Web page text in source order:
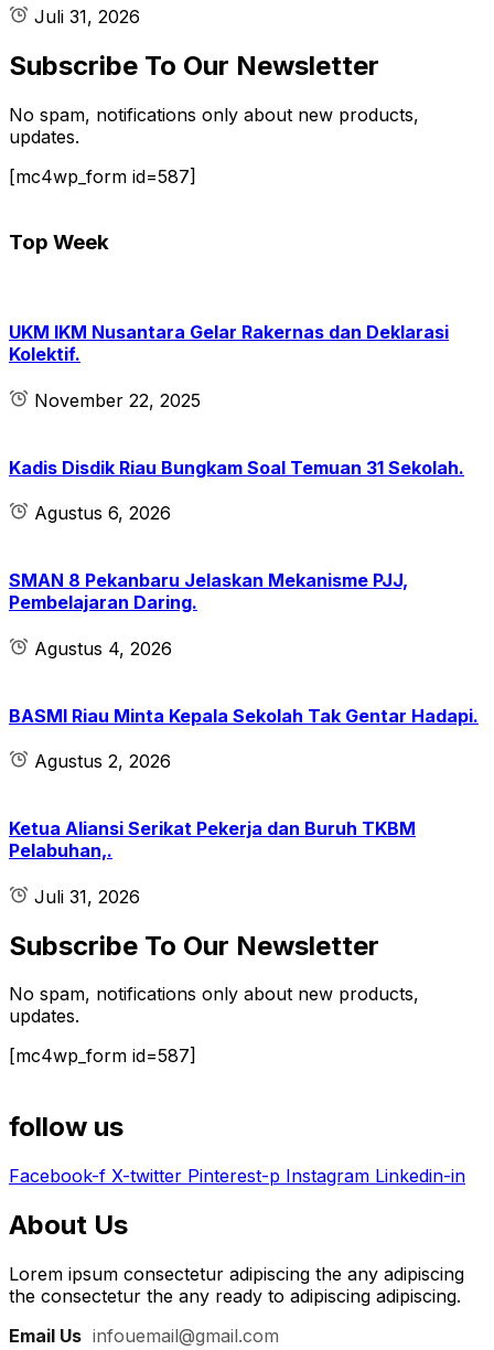
Juli 31, 2026
Subscribe To Our Newsletter
No spam, notifications only about new products,
updates.
[mc4wp_form id=587]
Top Week
UKM IKM Nusantara Gelar Rakernas dan Deklarasi
Kolektif.
November 22, 2025
Kadis Disdik Riau Bungkam Soal Temuan 31 Sekolah.
Agustus 6, 2026
SMAN 8 Pekanbaru Jelaskan Mekanisme PJJ,
Pembelajaran Daring.
Agustus 4, 2026
BASMI Riau Minta Kepala Sekolah Tak Gentar Hadapi.
Agustus 2, 2026
Ketua Aliansi Serikat Pekerja dan Buruh TKBM
Pelabuhan,.
Juli 31, 2026
Subscribe To Our Newsletter
No spam, notifications only about new products,
updates.
[mc4wp_form id=587]
follow us
Facebook-f X-twitter Pinterest-p Instagram Linkedin-in
About Us
Lorem ipsum consectetur adipiscing the any adipiscing
the consectetur the any ready to adipiscing adipiscing.
Email Us infouemail@gmail.com